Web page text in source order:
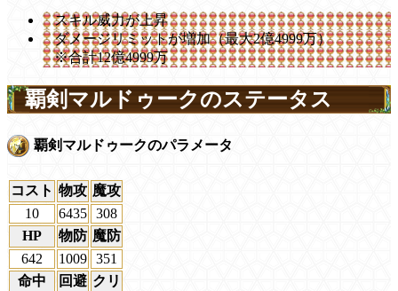
スキル威力が上昇
ダメージリミットが増加（最大2億4999万）
※合計12億4999万
覇剣マルドゥークのステータス
覇剣マルドゥークのパラメータ
コスト 物攻 魔攻
10
6435 308
HP
物防 魔防
642
1009 351
命中
回避 クリ